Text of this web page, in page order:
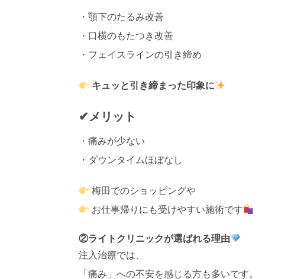
・顎下のたるみ改善
・口横のもたつき改善
・フェイスラインの引き締め
キュッと引き締まった印象に
✔メリット
・痛みが少ない
・ダウンタイムほぼなし
梅田でのショッピングや
お仕事帰りにも受けやすい施術です
②ライトクリニックが選ばれる理由
注入治療では、
「痛み」への不安を感じる方も多いです。